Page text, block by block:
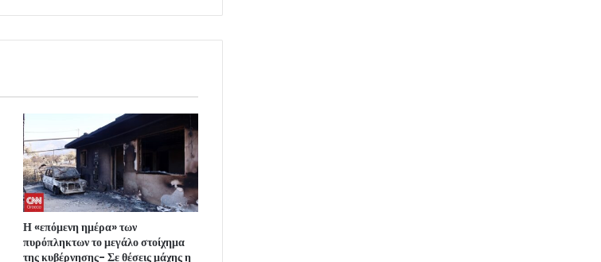
Η «επόμενη ημέρα» των
πυρόπληκτων το μεγάλο στοίχημα
της κυβέρνησης- Σε θέσεις μάχης η